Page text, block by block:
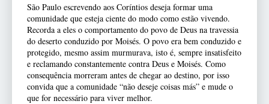
São Paulo escrevendo aos Coríntios deseja formar uma
comunidade que esteja ciente do modo como estão vivendo.
Recorda a eles o comportamento do povo de Deus na travessia
do deserto conduzido por Moisés. O povo era bem conduzido e
protegido, mesmo assim murmurava, isto é, sempre insatisfeito
e reclamando constantemente contra Deus e Moisés. Como
consequência morreram antes de chegar ao destino, por isso
convida que a comunidade “não deseje coisas más” e mude o
que for necessário para viver melhor.